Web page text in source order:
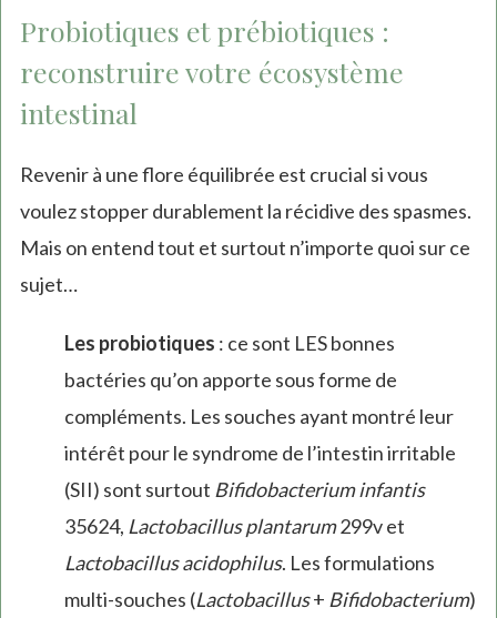
Probiotiques et prébiotiques :
reconstruire votre écosystème
intestinal
Revenir à une flore équilibrée est crucial si vous
voulez stopper durablement la récidive des spasmes.
Mais on entend tout et surtout n’importe quoi sur ce
sujet…
Les probiotiques : ce sont LES bonnes
bactéries qu’on apporte sous forme de
compléments. Les souches ayant montré leur
intérêt pour le syndrome de l’intestin irritable
(SII) sont surtout Bifidobacterium infantis
35624, Lactobacillus plantarum299v et
Lactobacillus acidophilus. Les formulations
multi-souches (Lactobacillus+ Bifidobacterium)